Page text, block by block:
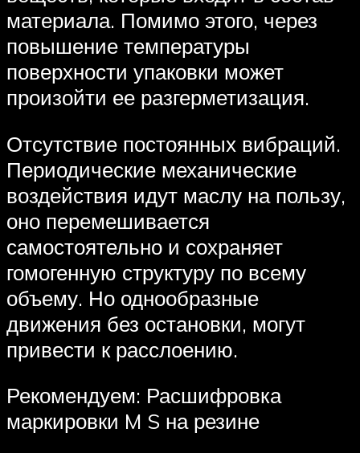
материала. Помимо этого, через
повышение температуры
поверхности упаковки может
произойти ее разгерметизация.
Отсутствие постоянных вибраций.
Периодические механические
воздействия идут маслу на пользу,
оно перемешивается
самостоятельно и сохраняет
гомогенную структуру по всему
объему. Но однообразные
движения без остановки, могут
привести к расслоению.
Рекомендуем: Расшифровка
маркировки M S на резине